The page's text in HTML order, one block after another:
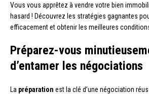
Vous vous apprêtez à vendre votre bien
hasard ! Découvrez les stratégies gagnantes
efficacement et obtenir les meilleures
Préparez-vous
d’entamer les négociations
La préparation est la clé d’une négociation